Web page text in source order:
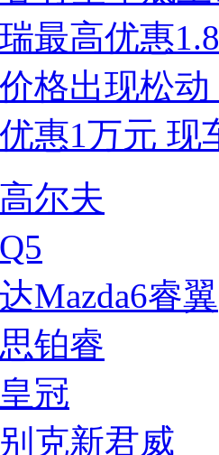
最高优惠
格出现松
惠1万元 现
尔夫
Mazda6睿翼
铂睿
冠
克新君威